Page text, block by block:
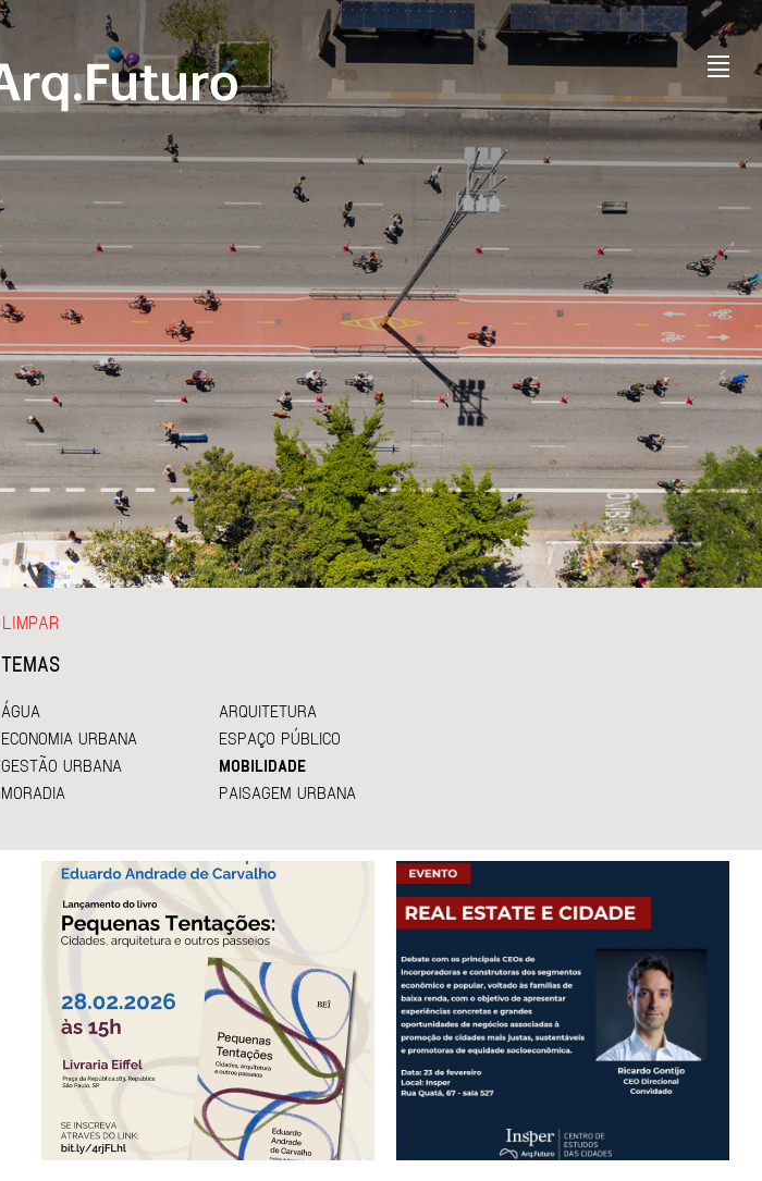
TEMAS
ÁGUA
ARQUITETURA
ECONOMIA URBANA
ESPAÇO PÚBLICO
GESTÃO URBANA
MOBILIDADE
MORADIA
PAISAGEM URBANA
LIMPAR